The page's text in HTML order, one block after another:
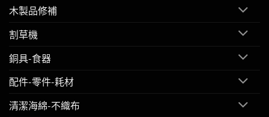
木製品修補
割草機
銅具-食器
配件-零件-耗材
清潔海綿-不織布